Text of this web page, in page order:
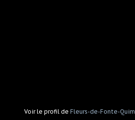
Voir le profil de Fleurs-de-Fonte-